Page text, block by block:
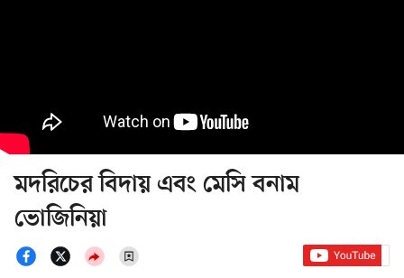
মদরিচের বিদায় এবং মেসি বনাম
ভোজিনিয়া